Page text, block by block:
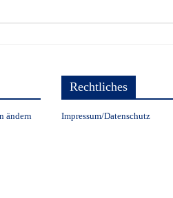
ändern
Rechtliches
Impressum/Datenschutz